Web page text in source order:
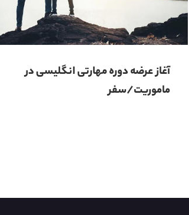
آغاز عرضه دوره‌ مهارتی انگلیسی در
ماموریت/سفر